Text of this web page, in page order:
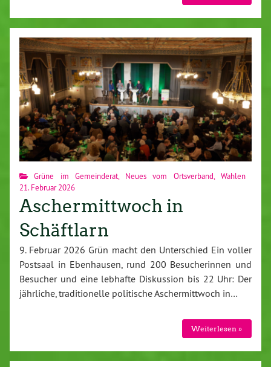
Grüne im Gemeinderat, Neues vom Ortsverband ,Wahlen
21. Februar 2026
Aschermittwoch in
Schäftlarn
9. Februar 2026 Grün macht den Unterschied Ein voller
Postsaal in Ebenhausen, rund 200 Besucherinnen und
Besucher und eine lebhafte Diskussion bis 22 Uhr: Der
jährliche, traditionelle politische Aschermittwoch in…
Weiterlesen »